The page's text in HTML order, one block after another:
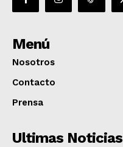
Menú
Nosotros
Contacto
Prensa
Ultimas Noticias